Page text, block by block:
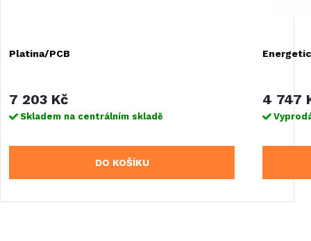
Platina/PCB
7 203 Kč
Skladem na centrálním skladě
DO KOŠÍKU
4 747